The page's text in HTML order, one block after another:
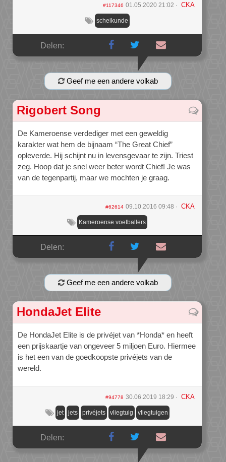
#117346 01.05.2020 21:02 CKA
scheikunde
Delen:
Geef me een andere volkab
Rigobert Song
De Kameroense verdediger met een geweldig
karakter wat hem de bijnaam “The Great Chief”
opleverde. Hij schijnt nu in levensgevaar te zijn. Triest
zeg. Hoop dat je snel weer beter wordt Chief! Je was
van de tegenpartij, maar we mochten je graag.
#62614 09.10.2016 09:48 CKA
Kameroense voetballers
Delen:
Geef me een andere volkab
HondaJet Elite
De HondaJet Elite is de privéjet van *Honda* en heeft
een prijskaartje van ongeveer 5 miljoen Euro. Hiermee
is het een van de goedkoopste privéjets van de
wereld.
#94778 30.06.2019 18:29 CKA
jet jets privéjets vliegtuig vliegtuigen
Delen: